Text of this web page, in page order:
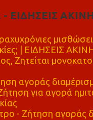
- ΕΙΔΗΣΕΙΣ
| ΕΙΔΗΣΕΙΣ
Ζητείται
αγοράς
για αγορά
- Ζήτηση αγοράς